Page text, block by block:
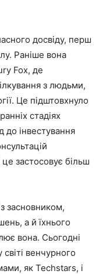
досвіду, перш
Раніше вона
Fox, де
з людьми,
Це підштовхнуло
стадіях
до інвестування
застосовує більш
засновником,
а й їхнього
вона. Сьогодні
венчурного
як Techstars, і